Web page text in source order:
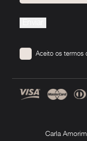
this
empty.
Aceito os termos
Carla